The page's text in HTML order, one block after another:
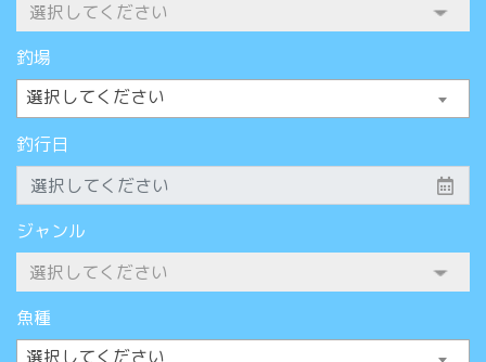
釣場
選択してください
釣行日
ジャンル
魚種
選択してください